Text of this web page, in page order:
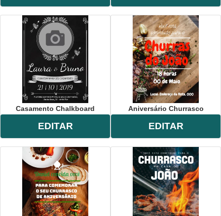
Casamento Chalkboard
EDITAR
Aniversário Churrasco
EDITAR